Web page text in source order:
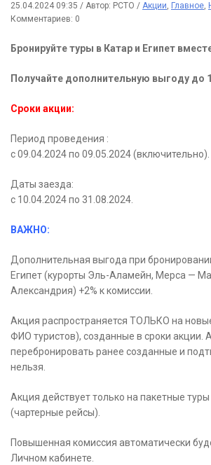
25.04.2024 09:35 / Автор: РСТО / Акции, Главное,
Комментариев: 0
Бронируйте туры в Катар и Египет
Получайте дополнительную выгоду
Сроки акции:
Период проведения :
с 09.04.2024 по 09.05.2024 (включительно).
Даты заезда:
с 10.04.2024 по 31.08.2024.
ВАЖНО:
Дополнительная выгода при
Египет (курорты Эль-Аламейн, Мерса —
Александрия) +2% к комиссии.
Акция распространяется ТОЛЬКО на
ФИО туристов), созданные в сроки акции.
перебронировать ранее созданные и
нельзя.
Акция действует только на пакетные
(чартерные рейсы).
Повышенная комиссия автоматически
Личном кабинете.